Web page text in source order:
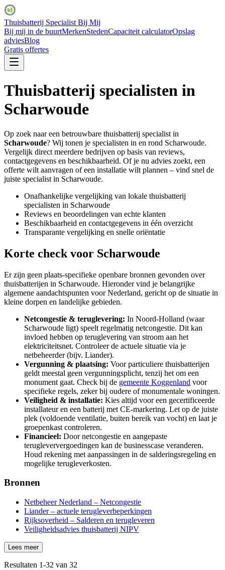
Thuisbatterij Specialist Bij Mij
Bij mij in de buurtMerkenStedenCapaciteit calculatorOpslag
adviesBlog
Gratis offertes
Thuisbatterij specialisten in
Scharwoude
Op zoek naar een betrouwbare thuisbatterij specialist in
Scharwoude? Wij tonen je specialisten in en rond Scharwoude.
Vergelijk direct meerdere bedrijven op basis van reviews,
contactgegevens en beschikbaarheid. Of je nu advies zoekt, een
offerte wilt aanvragen of een installatie wilt plannen – vind snel de
juiste specialist in Scharwoude.
Onafhankelijke vergelijking van lokale thuisbatterij
specialisten in Scharwoude
Reviews en beoordelingen van echte klanten
Beschikbaarheid en contactgegevens in één overzicht
Transparante vergelijking en snelle oriëntatie
Korte check voor Scharwoude
Er zijn geen plaats-specifieke openbare bronnen gevonden over
thuisbatterijen in Scharwoude. Hieronder vind je belangrijke
algemene aandachtspunten voor Nederland, gericht op de situatie in
kleine dorpen en landelijke gebieden.
Netcongestie & teruglevering: In Noord-Holland (waar
Scharwoude ligt) speelt regelmatig netcongestie. Dit kan
invloed hebben op teruglevering van stroom aan het
elektriciteitsnet. Controleer de actuele situatie via je
netbeheerder (bijv. Liander).
Vergunning & plaatsing: Voor particuliere thuisbatterijen
geldt meestal geen vergunningsplicht, tenzij het om een
monument gaat. Check bij de gemeente Koggenland voor
specifieke regels, zeker bij oudere of monumentale woningen.
Veiligheid & installatie: Kies altijd voor een gecertificeerde
installateur en een batterij met CE-markering. Let op de juiste
plek (voldoende ventilatie, buiten bereik van vocht) en laat je
groepenkast controleren.
Financieel: Door netcongestie en aangepaste
terugleververgoedingen kan de businesscase veranderen.
Houd rekening met aanpassingen in de salderingsregeling en
mogelijke terugleverkosten.
Bronnen
Netbeheer Nederland – Netcongestie
Liander – actuele terugleverbeperkingen
Rijksoverheid – Salderen en terugleveren
Veiligheidsadvies thuisbatterij NIPV
Lees meer
Resultaten 1-32 van 32